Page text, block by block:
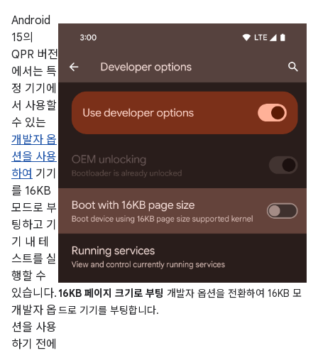
16KB 페이지 크기로 부팅 개발자 옵션을 전환하여 16KB 모
드로 기기를 부팅합니다.
Android
15의
QPR 버전
에서는 특
정 기기에
서 사용할
수 있는
개발자 옵
션을 사용
하여 기기
를 16KB
모드로 부
팅하고 기
기 내 테
스트를 실
행할 수
있습니다.
개발자 옵
션을 사용
하기 전에